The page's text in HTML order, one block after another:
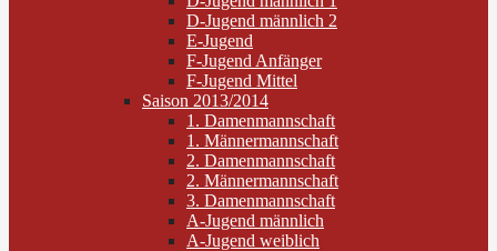
D-Jugend männlich 2
E-Jugend
F-Jugend Anfänger
F-Jugend Mittel
Saison 2013/2014
1. Damenmannschaft
1. Männermannschaft
2. Damenmannschaft
2. Männermannschaft
3. Damenmannschaft
A-Jugend männlich
A-Jugend weiblich